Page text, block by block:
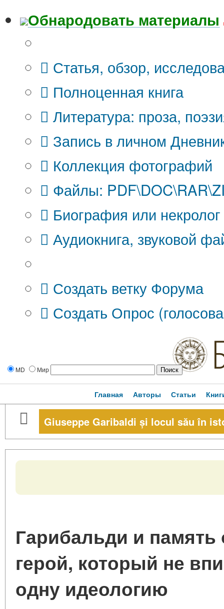
Обнародовать материалы
Статья, обзор,
Полноценная книга
Литература: проза,
Запись в личном
Коллекция фотографий
Файлы:
Биография или некролог
Аудиокнига, звуковой
Создать ветку Форума
Создать Опрос
MD Мир
Главная Авторы Статьи
Giuseppe Garibaldi și locul său în
Гарибальди и память
герой, который не
одну идеологию